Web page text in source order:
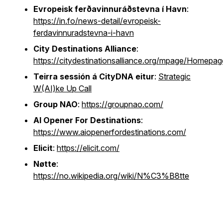
Evropeisk ferðavinnuráðstevna í Havn:
https://in.fo/news-detail/evropeisk-
ferdavinnuradstevna-i-havn
City Destinations Alliance:
https://citydestinationsalliance.org/mpage/
Teirra sessión á CityDNA eitur: Strategic
W(AI)ke Up Call
Group NAO: https://groupnao.com/
AI Opener For Destinations:
https://www.aiopenerfordestinations.com/
Elicit: https://elicit.com/
Nøtte:
https://no.wikipedia.org/wiki/N%C3%B8tte